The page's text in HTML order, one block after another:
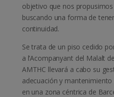
objetivo que nos
buscando una forma de
continuidad.
Se trata de un piso cedido
a l’Acompanyant del Malalt
AMTHC llevará a cabo su
adecuación y
en una zona céntrica de